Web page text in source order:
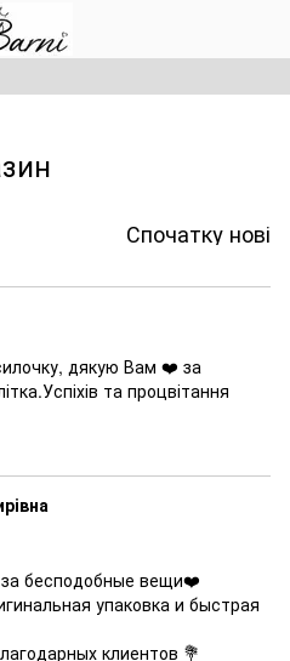
Спочатку нові
дякую Вам ❤️ за
та процвітання
бесподобные вещи❤️
упаковка и быстрая
клиентов 💐